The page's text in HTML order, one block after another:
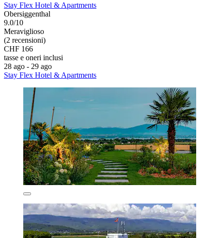
Stay Flex Hotel & Apartments
Obersiggenthal
9.0/10
Meraviglioso
(2 recensioni)
CHF 166
tasse e oneri inclusi
28 ago - 29 ago
Stay Flex Hotel & Apartments